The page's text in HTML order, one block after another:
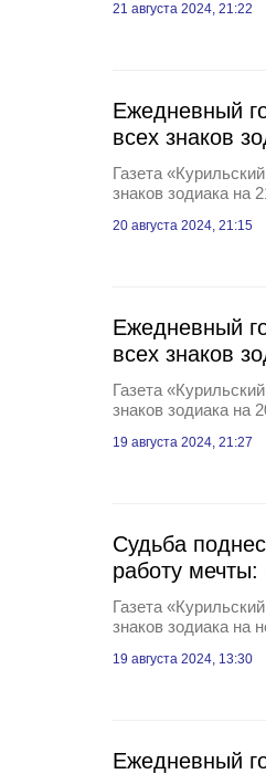
21 августа 2024, 21:22
Ежедневный
всех знаков
Газета
знаков зодиака на
20 августа 2024, 21:15
Ежедневный
всех знаков
Газета
знаков зодиака на
19 августа 2024, 21:27
Судьба
работу мечты:
Газета
знаков зодиака на
19 августа 2024, 13:30
Ежедневный